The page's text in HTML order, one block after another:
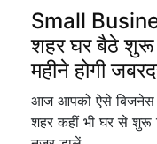
Small
शहर घर बैठे शुरू
महीने होगी
आज आपको ऐसे बिजनेस के
शहर कहीं भी घर से शुरू